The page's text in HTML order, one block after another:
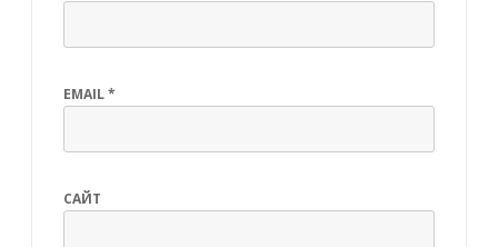
EMAIL*
САЙТ